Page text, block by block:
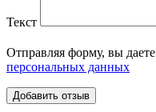
Текст
Отправляя форму, вы даете
персональных данных